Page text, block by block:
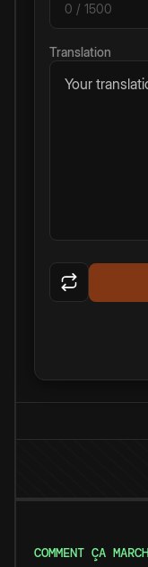
0 / 1500
Translation
Your
COMMENT ÇA